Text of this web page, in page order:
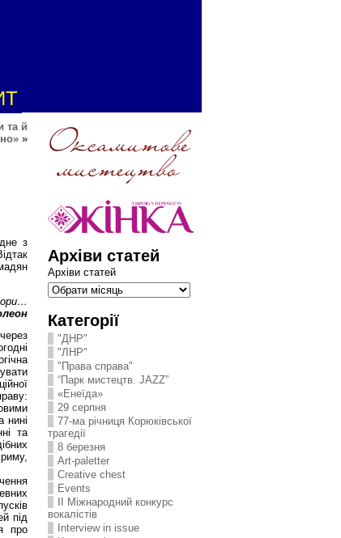
та й
»
з
нині
та
під
про
Архіви статей
Архіви статей
Категорії
"ДНР"
"ЛНР"
"Права справа"
“Парк мистецтв. JAZZ”
«Енеїда»
29 серпня
77-ма річниця Корюківської
трагедії
8 березня
Art-paletter
Creative chest
Events
II Міжнародний конкурс
вокалістів
Interview in issue